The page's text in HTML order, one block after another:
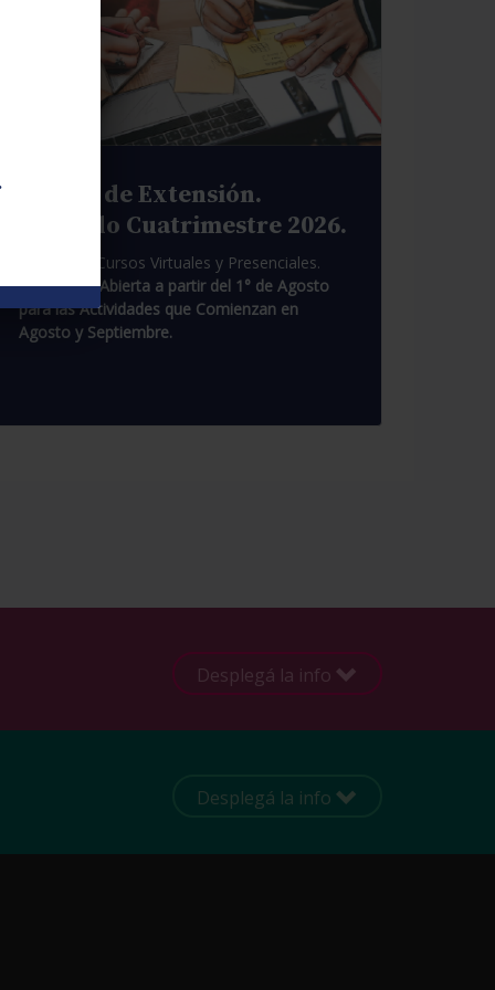
Cursos de Extensión.
Segundo Cuatrimestre 2026.
Pasantías. Cursos Virtuales y Presenciales.
Inscripción Abierta a partir del 1° de Agosto
para las Actividades que Comienzan en
Agosto y Septiembre.
Desplegá la info
Desplegá la info